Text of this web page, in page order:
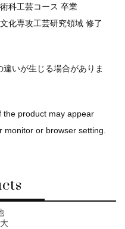
科工芸コース 卒業
化専攻工芸研究領域 修了
いが生じる場合がありま
the product may appear
monitor or browser setting.